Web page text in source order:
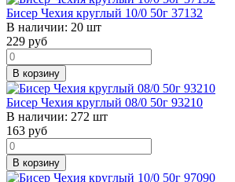
Бисер Чехия круглый 10/0 50г 37132
В наличии: 20 шт
229 руб
В корзину
Бисер Чехия круглый 08/0 50г 93210
В наличии: 272 шт
163 руб
В корзину